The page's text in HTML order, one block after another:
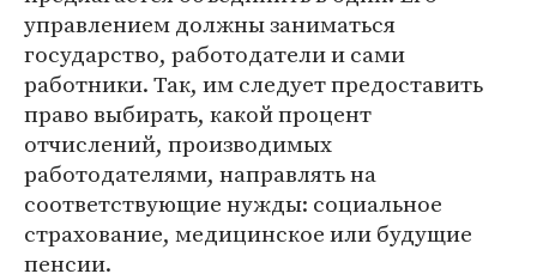
управлением должны заниматься
государство, работодатели и сами
работники. Так, им следует предоставить
право выбирать, какой процент
отчислений, производимых
работодателями, направлять на
соответствующие нужды: социальное
страхование, медицинское или будущие
пенсии.